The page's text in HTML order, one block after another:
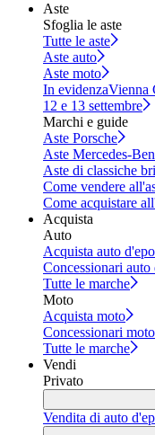
Aste
Sfoglia le aste
Tutte le aste
Aste auto
Aste moto
In evidenzaVienna
12 e 13 settembre
Marchi e guide
Aste Porsche
Aste Mercedes-
Aste di classiche
Come vendere
Come acquistare
Acquista
Auto
Acquista auto
Concessionari auto
Tutte le marche
Moto
Acquista moto
Concessionari moto
Tutte le marche
Vendi
Privato
Vendita di auto